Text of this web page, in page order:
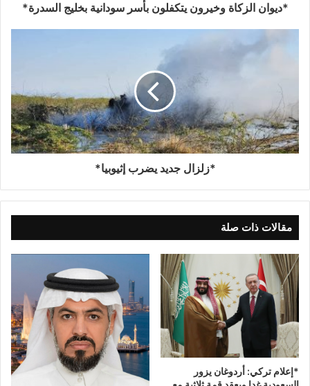
*ديوان الزكاة وخيرون يتكفلون بأسر سودانية بخليج السدرة*
*زلزال جديد يضرب إثيوبيا*
مقالات ذات صلة
*إعلام تركي: أردوغان يزور